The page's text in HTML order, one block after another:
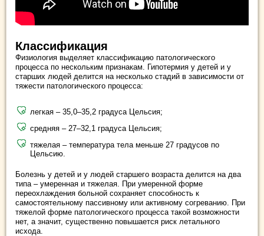
Классификация
Физиология выделяет классификацию патологического
процесса по нескольким признакам. Гипотермия у детей и у
старших людей делится на несколько стадий в зависимости от
тяжести патологического процесса:
легкая – 35,0–35,2 градуса Цельсия;
средняя – 27–32,1 градуса Цельсия;
тяжелая – температура тела меньше 27 градусов по
Цельсию.
Болезнь у детей и у людей старшего возраста делится на два
типа – умеренная и тяжелая. При умеренной форме
переохлаждения больной сохраняет способность к
самостоятельному пассивному или активному согреванию. При
тяжелой форме патологического процесса такой возможности
нет, а значит, существенно повышается риск летального
исхода.